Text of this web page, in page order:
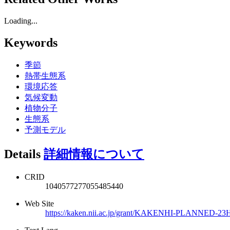
Loading...
Keywords
季節
熱帯生態系
環境応答
気候変動
植物分子
生態系
予測モデル
Details 詳細情報について
CRID
1040577277055485440
Web Site
https://kaken.nii.ac.jp/grant/KAKENHI-PLANNED-